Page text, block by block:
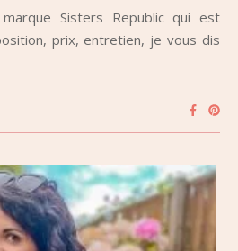
prix, entretien, je vous dis